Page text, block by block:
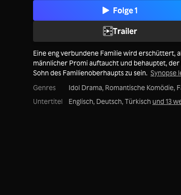
Folge 1
Trailer
Eine eng verbundene Familie wird erschüttert,
männlicher Promi auftaucht und behauptet, der
Sohn des Familienoberhaupts zu sein.
Synopse
Genres
Idol Drama, Romantische Komödie,
Untertitel
Englisch, Deutsch, Türkisch und 13